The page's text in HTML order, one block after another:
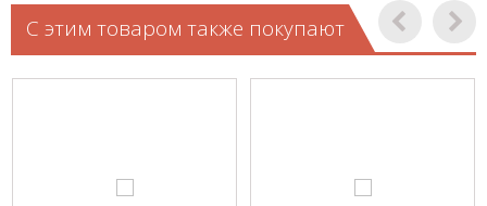
С этим товаром также покупают